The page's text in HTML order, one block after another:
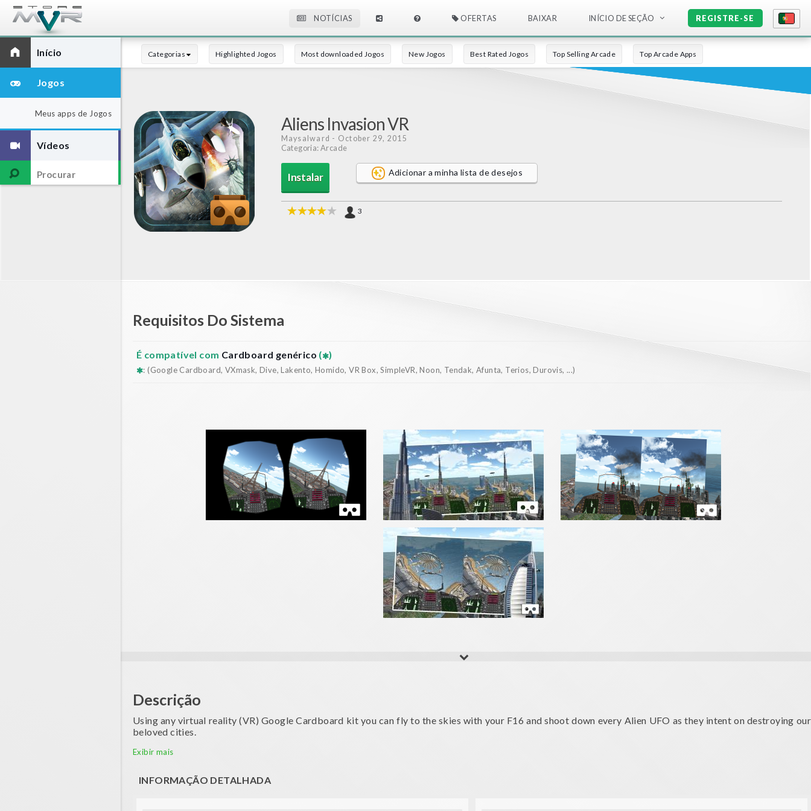
NOTÍCIAS OFERTAS BAIXAR INÍCIO DE SEÇÃO REGISTRE-SE
Início
Jogos
Meus apps de Jogos
Vídeos
Categorias Highlighted Jogos Most downloaded Jogos New Jogos Best Rated Jogos Top Selling Arcade Top Arcade Apps
Aliens Invasion VR
Maysalward - October 29, 2015
Categoria: Arcade
Instalar Adicionar a minha lista de desejos
3
Requisitos Do Sistema
É compatível com Cardboard genérico ( )
: (Google Cardboard, VXmask, Dive, Lakento, Homido, VR Box, SimpleVR, Noon, Tendak, Afunta, Terios, Durovis, ...)
Descrição
Using any virtual reality (VR) Google Cardboard kit you can fly to the skies with your F16 and shoot down every Alien UFO as they intent on destroying our
beloved cities.
Use the VR viewer to Play and shoot the flying Aliens UFO. Shoot the Aliens UFO as they fly over our beloved cities and stop them to invade us!
Requires any enabled Google Cardboards mobile virtual reality headset. Download Aliens Invasion VR and enjoy a real VR experience.
Exibir mais
INFORMAÇÃO DETALHADA